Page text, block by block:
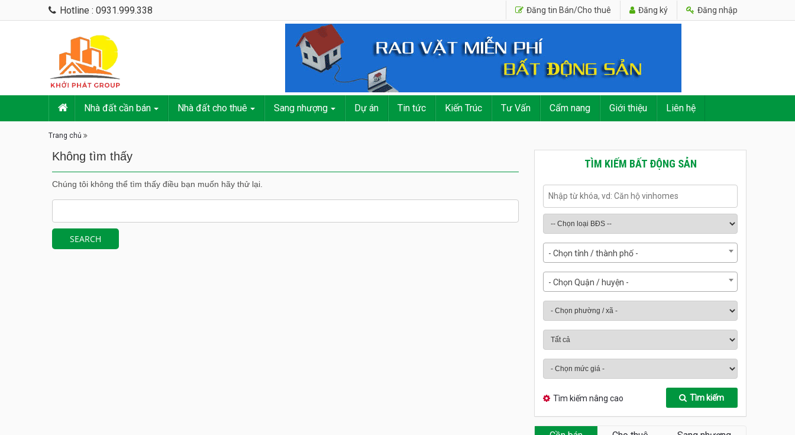
Hotline : 0931.999.338 Đăng tin Bán/Cho thuê Đăng ký Đăng nhập
Nhà đất cần bán Nhà đất cho thuê Sang nhượng Dự án Tin tức Kiến Trúc Tư Vấn Cẩm nang Giới thiệu Liên hệ
Trang chủ
Không tìm thấy
Chúng tôi không thể tìm thấy điều bạn muốn hãy thử lại.
TÌM KIẾM BẤT ĐỘNG SẢN
- Chọn tỉnh / thành phố -
- Chọn Quận / huyện -
Tìm kiếm nâng cao Tìm kiếm